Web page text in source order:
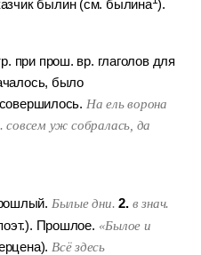
былин (см. былина ).
при прош. вр. глаголов для
было
На ель ворона
совсем уж собралась, да
Былые дни. 2. в знач.
Прошлое. «Былое и
Всё здесь